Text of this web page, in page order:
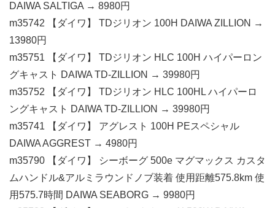
DAIWA SALTIGA → 8980円
m35742 【ダイワ】 TDジリオン 100H DAIWA ZILLION →
13980円
m35751 【ダイワ】 TDジリオン HLC 100H ハイパーロン
グキャスト DAIWA TD-ZILLION → 39980円
m35752 【ダイワ】 TDジリオン HLC 100HL ハイパーロ
ングキャスト DAIWA TD-ZILLION → 39980円
m35741 【ダイワ】 アグレスト 100H PEスペシャル
DAIWA AGGREST → 4980円
m35790 【ダイワ】 シーボーグ 500e マグマックス カスタ
ムハンドル&アルミラウンドノブ装着 使用距離575.8km 使
用575.7時間 DAIWA SEABORG → 9980円